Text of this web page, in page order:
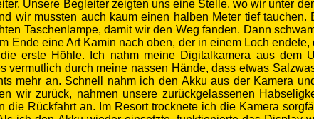
Unsere Begleiter zeigten uns eine Stelle, wo wir unter
wir mussten auch kaum einen halben Meter tief
Taschenlampe, damit wir den Weg fanden. Dann
Ende eine Art Kamin nach oben, der in einem Loch
erste Höhle. Ich nahm meine Digitalkamera aus dem
vermutlich durch meine nassen Hände, dass etwas
mehr an. Schnell nahm ich den Akku aus der Kamera
wir zurück, nahmen unsere zurückgelassenen
die Rückfahrt an. Im Resort trocknete ich die Kamera